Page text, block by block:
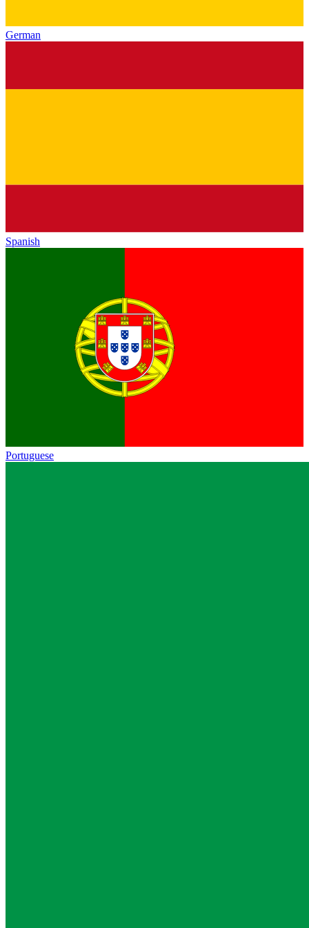
German
Spanish
Portuguese